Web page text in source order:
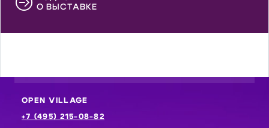
О ВЫСТАВКЕ
OPEN VILLAGE
+7 (495) 215-08-82